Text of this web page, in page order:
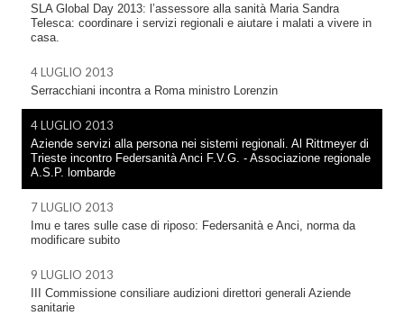
SLA Global Day 2013: l’assessore alla sanità Maria Sandra
Telesca: coordinare i servizi regionali e aiutare i malati a vivere in
casa.
4 LUGLIO 2013
Serracchiani incontra a Roma ministro Lorenzin
4 LUGLIO 2013
Aziende servizi alla persona nei sistemi regionali. Al Rittmeyer di
Trieste incontro Federsanità Anci F.V.G. - Associazione regionale
A.S.P. lombarde
7 LUGLIO 2013
Imu e tares sulle case di riposo: Federsanità e Anci, norma da
modificare subito
9 LUGLIO 2013
III Commissione consiliare audizioni direttori generali Aziende
sanitarie